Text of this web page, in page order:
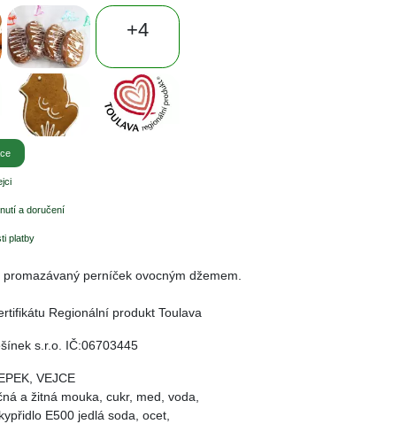
+4
a doručení
platby
perníček ovocným džemem.
Regionální produkt Toulava
s.r.o. IČ:06703445
VEJCE
a žitná mouka, cukr, med, voda,
E500 jedlá soda, ocet,